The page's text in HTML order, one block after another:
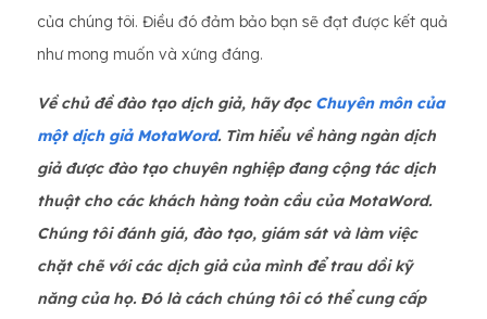
của chúng tôi. Điều đó đảm bảo bạn sẽ đạt được kết quả
như mong muốn và xứng đáng.
Về chủ đề đào tạo dịch giả, hãy đọc Chuyên môn của
một dịch giả MotaWord. Tìm hiểu về hàng ngàn dịch
giả được đào tạo chuyên nghiệp đang cộng tác dịch
thuật cho các khách hàng toàn cầu của MotaWord.
Chúng tôi đánh giá, đào tạo, giám sát và làm việc
chặt chẽ với các dịch giả của mình để trau dồi kỹ
năng của họ. Đó là cách chúng tôi có thể cung cấp